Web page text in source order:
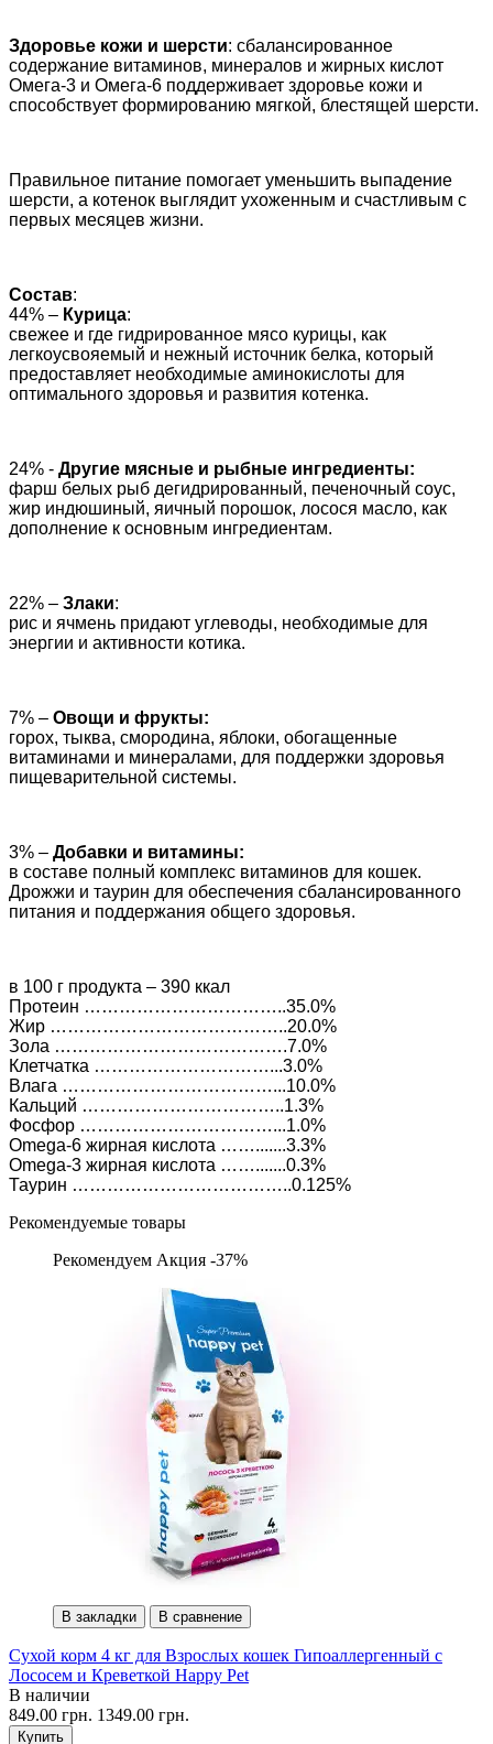
Здоровье кожи и шерсти: сбалансированное
содержание витаминов, минералов и жирных кислот
Омега-3 и Омега-6 поддерживает здоровье кожи и
способствует формированию мягкой, блестящей шерсти.
Правильное питание помогает уменьшить выпадение
шерсти, а котенок выглядит ухоженным и счастливым с
первых месяцев жизни.
Состав:
44% – Курица:
свежее и где гидрированное мясо курицы, как
легкоусвояемый и нежный источник белка, который
предоставляет необходимые аминокислоты для
оптимального здоровья и развития котенка.
24% - Другие мясные и рыбные ингредиенты:
фарш белых рыб дегидрированный, печеночный соус,
жир индюшиный, яичный порошок, лосося масло, как
дополнение к основным ингредиентам.
22% – Злаки:
рис и ячмень придают углеводы, необходимые для
энергии и активности котика.
7% – Овощи и фрукты:
горох, тыква, смородина, яблоки, обогащенные
витаминами и минералами, для поддержки здоровья
пищеварительной системы.
3% – Добавки и витамины:
в составе полный комплекс витаминов для кошек.
Дрожжи и таурин для обеспечения сбалансированного
питания и поддержания общего здоровья.
в 100 г продукта – 390 ккал
Протеин ……………………………..35.0%
Жир …………………………………..20.0%
Зола ………………………………….7.0%
Клетчатка …………………………...3.0%
Влага ………………………………...10.0%
Кальций ……………………………..1.3%
Фосфор ……………………………...1.0%
Omega-6 жирная кислота …….......3.3%
Omega-3 жирная кислота …….......0.3%
Таурин ………………………………..0.125%
Рекомендуемые товары
Рекомендуем Акция -37%
В закладки В сравнение
Сухой корм 4 кг для Взрослых кошек Гипоаллергенный с
Лососем и Креветкой Happy Pet
В наличии
849.00 грн. 1349.00 грн.
Купить